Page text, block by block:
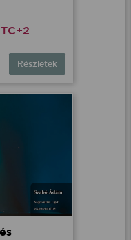
Részletek